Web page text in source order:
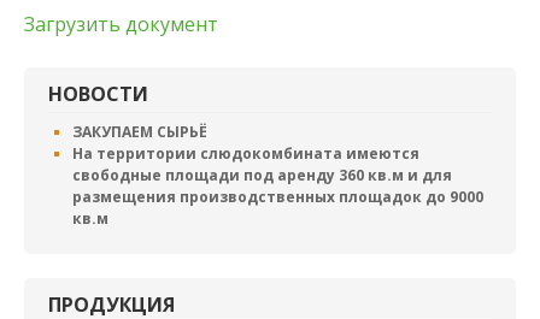
Загрузить документ
НОВОСТИ
ЗАКУПАЕМ СЫРЬЁ
На территории слюдокомбината имеются
свободные площади под аренду 360 кв.м и для
размещения производственных площадок до 9000
кв.м
ПРОДУКЦИЯ